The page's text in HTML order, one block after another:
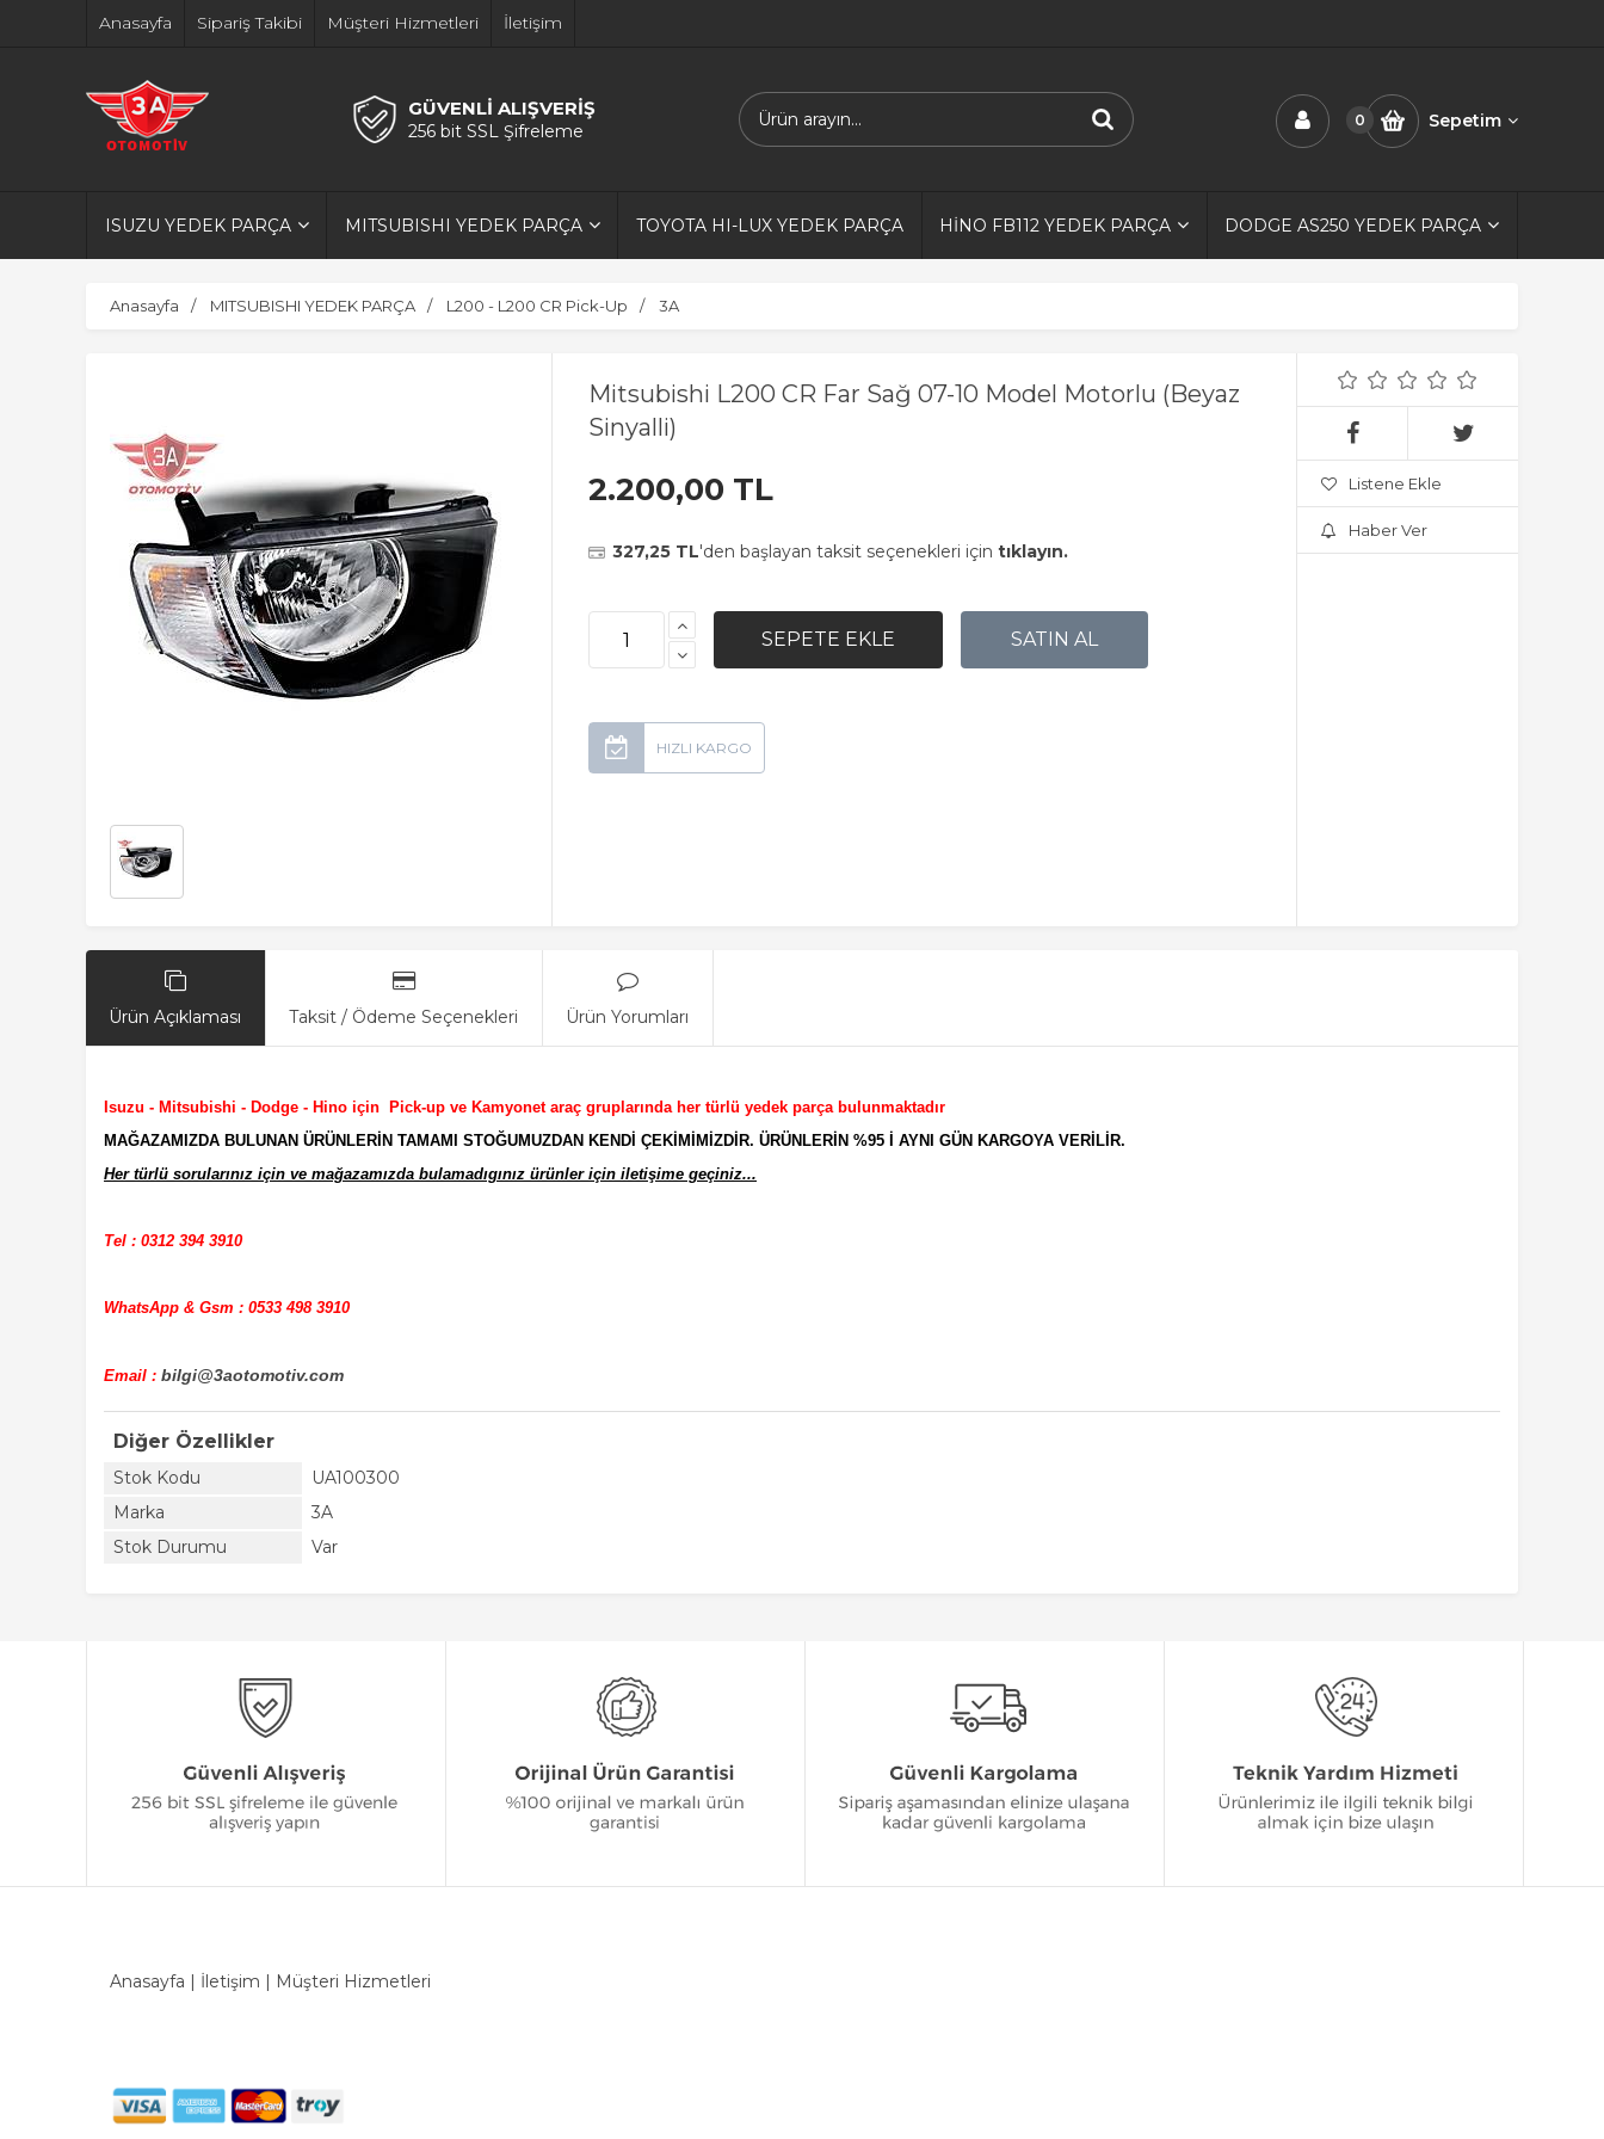
Anasayfa Sipariş Takibi Müşteri Hizmetleri İletişim
GÜVENLİ ALIŞVERİŞ
256 bit SSL Şifreleme
0 Sepetim
ISUZU YEDEK PARÇA MITSUBISHI YEDEK PARÇA TOYOTA HI-LUX YEDEK PARÇA HİNO FB112 YEDEK PARÇA DODGE AS250 YEDEK PARÇA
Anasayfa MITSUBISHI YEDEK PARÇA L200 - L200 CR Pick-Up 3A
Mitsubishi L200 CR Far Sağ 07-10 Model Motorlu (Beyaz
Sinyalli)
2.200,00 TL
327,25 TL'den başlayan taksit seçenekleri için tıklayın.
Listene Ekle
Haber Ver
Ürün Açıklaması Taksit / Ödeme Seçenekleri Ürün Yorumları
Isuzu - Mitsubishi - Dodge - Hino için Pick-up ve Kamyonet araç gruplarında her türlü yedek parça bulunmaktadır
MAĞAZAMIZDA BULUNAN ÜRÜNLERİN TAMAMI STOĞUMUZDAN KENDİ ÇEKİMİMİZDİR. ÜRÜNLERİN %95 İ AYNI GÜN KARGOYA VERİLİR.
Her türlü sorularınız için ve mağazamızda bulamadıgınız ürünler için iletişime geçiniz...
Tel : 0312 394 3910
WhatsApp & Gsm : 0533 498 3910
Email : bilgi@3aotomotiv.com
Diğer Özellikler
Stok Kodu
UA100300
Marka
3A
Stok Durumu
Var
Anasayfa | İletişim | Müşteri Hizmetleri